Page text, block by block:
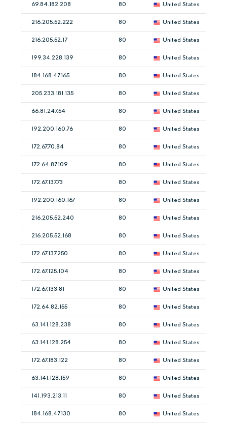
69.84.182.208 80 United States
216.205.52.222 80 United States
216.205.52.17 80 United States
199.34.228.139 80 United States
184.168.47.165 80 United States
205.233.181.135 80 United States
66.81.247.54 80 United States
192.200.160.76 80 United States
172.67.70.84 80 United States
172.64.87.109 80 United States
172.67.137.73 80 United States
192.200.160.167 80 United States
216.205.52.240 80 United States
216.205.52.168 80 United States
172.67.137.250 80 United States
172.67.125.104 80 United States
172.67.133.81 80 United States
172.64.82.155 80 United States
63.141.128.238 80 United States
63.141.128.254 80 United States
172.67.183.122 80 United States
63.141.128.159 80 United States
141.193.213.11 80 United States
184.168.47.130 80 United States